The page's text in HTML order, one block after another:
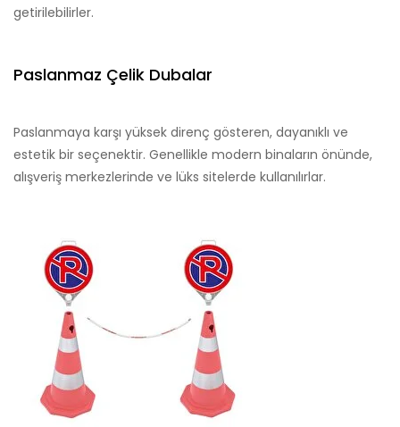
getirilebilirler.
Paslanmaz Çelik Dubalar
Paslanmaya karşı yüksek direnç gösteren, dayanıklı ve
estetik bir seçenektir. Genellikle modern binaların önünde,
alışveriş merkezlerinde ve lüks sitelerde kullanılırlar.